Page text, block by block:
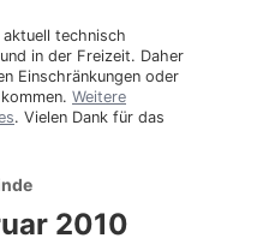
aktuell technisch
in der Freizeit. Daher
Einschränkungen oder
Weitere
. Vielen Dank für das
2010